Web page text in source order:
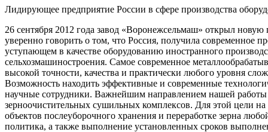
Лидирующее предприятие России в сфере производства
26 сентября 2012 года завод «Воронежсельмаш» открыл
уверенно говорить о том, что Россия, получила современное
уступающем в качестве оборудованию иностранного
сельхозмашиностроения. Самое современное
высокой точности, качества и практически любого уровня
Возможность находить эффективные и современные
научные сотрудники. Важнейшим направлением нашей работы
зерноочистительных сушильных комплексов. Для этой цели
объектов послеуборочного хранения и переработке зерна
политика, а также выполнение установленных сроков